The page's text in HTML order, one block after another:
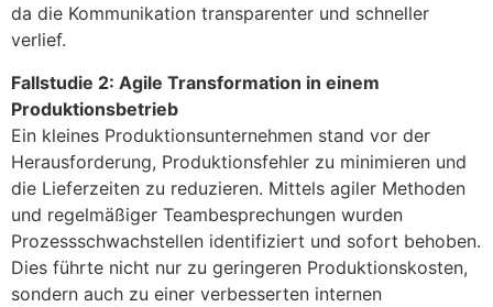
da die Kommunikation transparenter und schneller
verlief.
Fallstudie 2: Agile Transformation in einem
Produktionsbetrieb
Ein kleines Produktionsunternehmen stand vor der
Herausforderung, Produktionsfehler zu minimieren und
die Lieferzeiten zu reduzieren. Mittels agiler Methoden
und regelmäßiger Teambesprechungen wurden
Prozessschwachstellen identifiziert und sofort behoben.
Dies führte nicht nur zu geringeren Produktionskosten,
sondern auch zu einer verbesserten internen